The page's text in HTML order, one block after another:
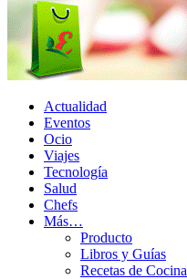
Actualidad
Eventos
Ocio
Viajes
Tecnología
Salud
Chefs
Más…
Producto
Libros y Guías
Recetas de Cocina